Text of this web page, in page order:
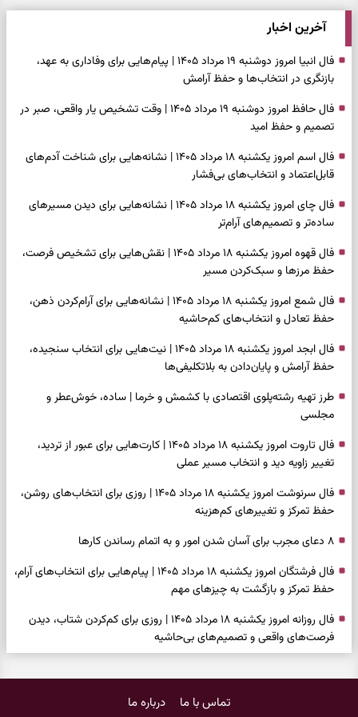
آخرین اخبار
فال انبیا امروز دوشنبه ۱۹ مرداد ۱۴۰۵ | پیام‌هایی برای وفاداری به عهد،
بازنگری در انتخاب‌ها و حفظ آرامش
فال حافظ امروز دوشنبه ۱۹ مرداد ۱۴۰۵ | وقت تشخیص یار واقعی، صبر در
تصمیم و حفظ امید
فال اسم امروز یکشنبه ۱۸ مرداد ۱۴۰۵ | نشانه‌هایی برای شناخت آدم‌های
قابل‌اعتماد و انتخاب‌های بی‌فشار
فال چای امروز یکشنبه ۱۸ مرداد ۱۴۰۵ | نشانه‌هایی برای دیدن مسیرهای
ساده‌تر و تصمیم‌های آرام‌تر
فال قهوه امروز یکشنبه ۱۸ مرداد ۱۴۰۵ | نقش‌هایی برای تشخیص فرصت،
حفظ مرزها و سبک‌کردن مسیر
فال شمع امروز یکشنبه ۱۸ مرداد ۱۴۰۵ | نشانه‌هایی برای آرام‌کردن ذهن،
حفظ تعادل و انتخاب‌های کم‌حاشیه
فال ابجد امروز یکشنبه ۱۸ مرداد ۱۴۰۵ | نیت‌هایی برای انتخاب سنجیده،
حفظ آرامش و پایان‌دادن به بلاتکلیفی‌ها
طرز تهیه رشته‌پلوی اقتصادی با کشمش و خرما | ساده، خوش‌عطر و
مجلسی
فال تاروت امروز یکشنبه ۱۸ مرداد ۱۴۰۵ | کارت‌هایی برای عبور از تردید،
تغییر زاویه دید و انتخاب مسیر عملی
فال سرنوشت امروز یکشنبه ۱۸ مرداد ۱۴۰۵ | روزی برای انتخاب‌های روشن،
حفظ تمرکز و تغییرهای کم‌هزینه
۸ دعای مجرب برای آسان شدن امور و به اتمام رساندن کار‌ها
فال فرشتگان امروز یکشنبه ۱۸ مرداد ۱۴۰۵ | پیام‌هایی برای انتخاب‌های آرام،
حفظ تمرکز و بازگشت به چیزهای مهم
فال روزانه امروز یکشنبه ۱۸ مرداد ۱۴۰۵ | روزی برای کم‌کردن شتاب، دیدن
فرصت‌های واقعی و تصمیم‌های بی‌حاشیه
تماس با ما درباره ما